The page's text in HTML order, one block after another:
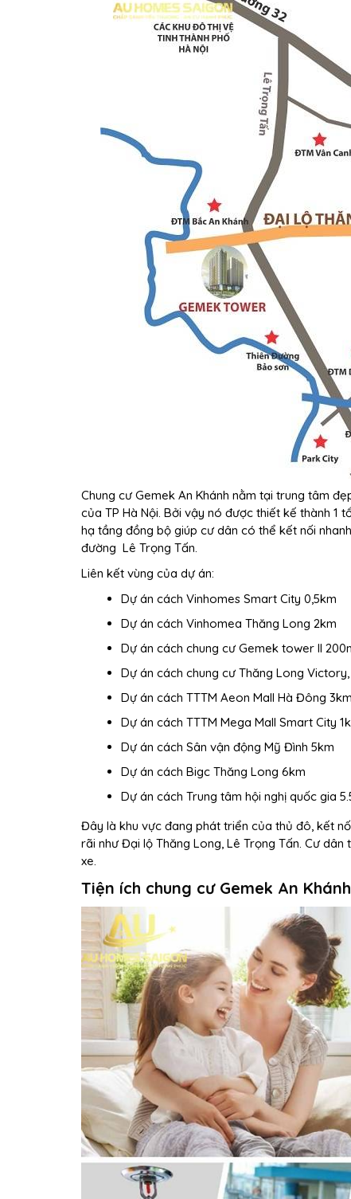
Chung cư Gemek An Khánh nằm tại trung tâm
của TP Hà Nội. Bởi vậy nó được thiết kế thành 1
hạ tầng đồng bộ giúp cư dân có thể kết nối
đường Lê Trọng Tấn.
Liên kết vùng của dự án:
Dự án cách Vinhomes Smart City 0,5km
Dự án cách Vinhomea Thăng Long 2km
Dự án cách chung cư Gemek tower II
Dự án cách chung cư Thăng Long
Dự án cách TTTM Aeon Mall Hà Đông 3km
Dự án cách TTTM Mega Mall Smart City
Dự án cách Sân vận động Mỹ Đình 5km
Dự án cách Bigc Thăng Long 6km
Dự án cách Trung tâm hội nghị quốc gia
Đây là khu vực đang phát triển của thủ đô, kết
rãi như Đại lộ Thăng Long, Lê Trọng Tấn. Cư
xe.
Tiện ích chung cư Gemek An Khánh